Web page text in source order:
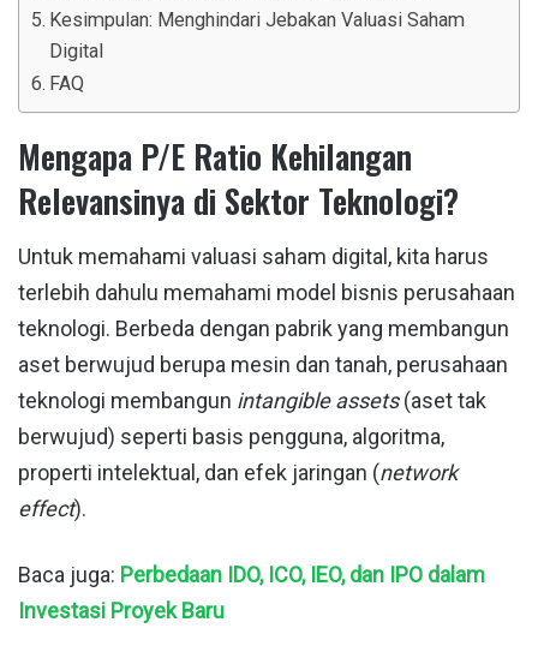
Kesimpulan: Menghindari Jebakan Valuasi Saham
Digital
FAQ
Mengapa P/E Ratio Kehilangan
Relevansinya di Sektor Teknologi?
Untuk memahami valuasi saham digital, kita harus
terlebih dahulu memahami model bisnis perusahaan
teknologi. Berbeda dengan pabrik yang membangun
aset berwujud berupa mesin dan tanah, perusahaan
teknologi membangun intangible assets(aset tak
berwujud) seperti basis pengguna, algoritma,
properti intelektual, dan efek jaringan (network
effect).
Baca juga: Perbedaan IDO, ICO, IEO, dan IPO dalam
Investasi Proyek Baru